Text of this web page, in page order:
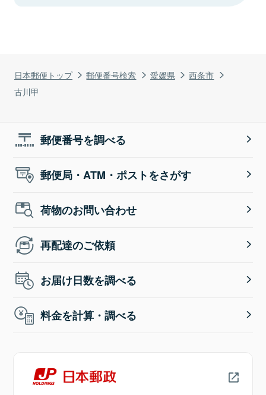
日本郵便トップ 郵便番号検索 愛媛県
西条市
古川甲
郵便番号を調べる
郵便局・ATM・ポストをさがす
荷物のお問い合わせ
再配達のご依頼
お届け日数を調べる
料金を計算・調べる